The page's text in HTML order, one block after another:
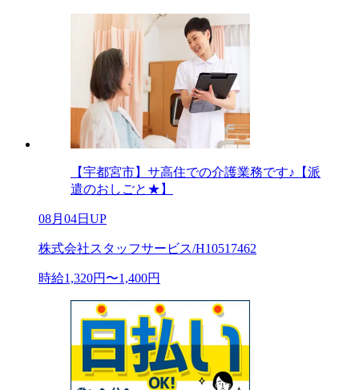
【宇都宮市】サ高住での介護業務です♪【派
遣のおしごと★】
08月04日UP
株式会社スタッフサービス/H10517462
時給1,320円〜1,400円